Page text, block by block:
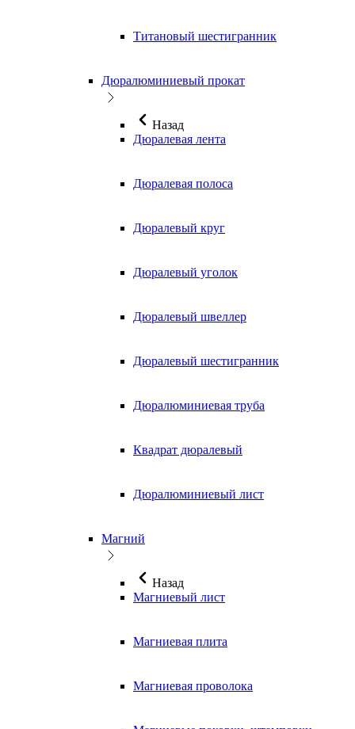
Титановый шестигранник
Дюралюминиевый прокат
Назад
Дюралевая лента
Дюралевая полоса
Дюралевый круг
Дюралевый уголок
Дюралевый швеллер
Дюралевый шестигранник
Дюралюминиевая труба
Квадрат дюралевый
Дюралюминиевый лист
Магний
Назад
Магниевый лист
Магниевая плита
Магниевая проволока